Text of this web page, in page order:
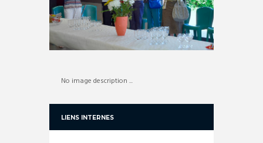
No image description ...
LIENS INTERNES